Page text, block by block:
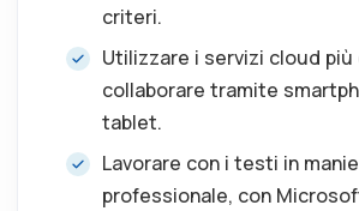
criteri.
Utilizzare i servizi cloud
collaborare tramite
tablet.
Lavorare con i testi in
professionale, con